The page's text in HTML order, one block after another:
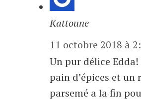
Kattoune
11 octobre 2018 à
Un pur délice
pain d’épices et un
parsemé a la fin